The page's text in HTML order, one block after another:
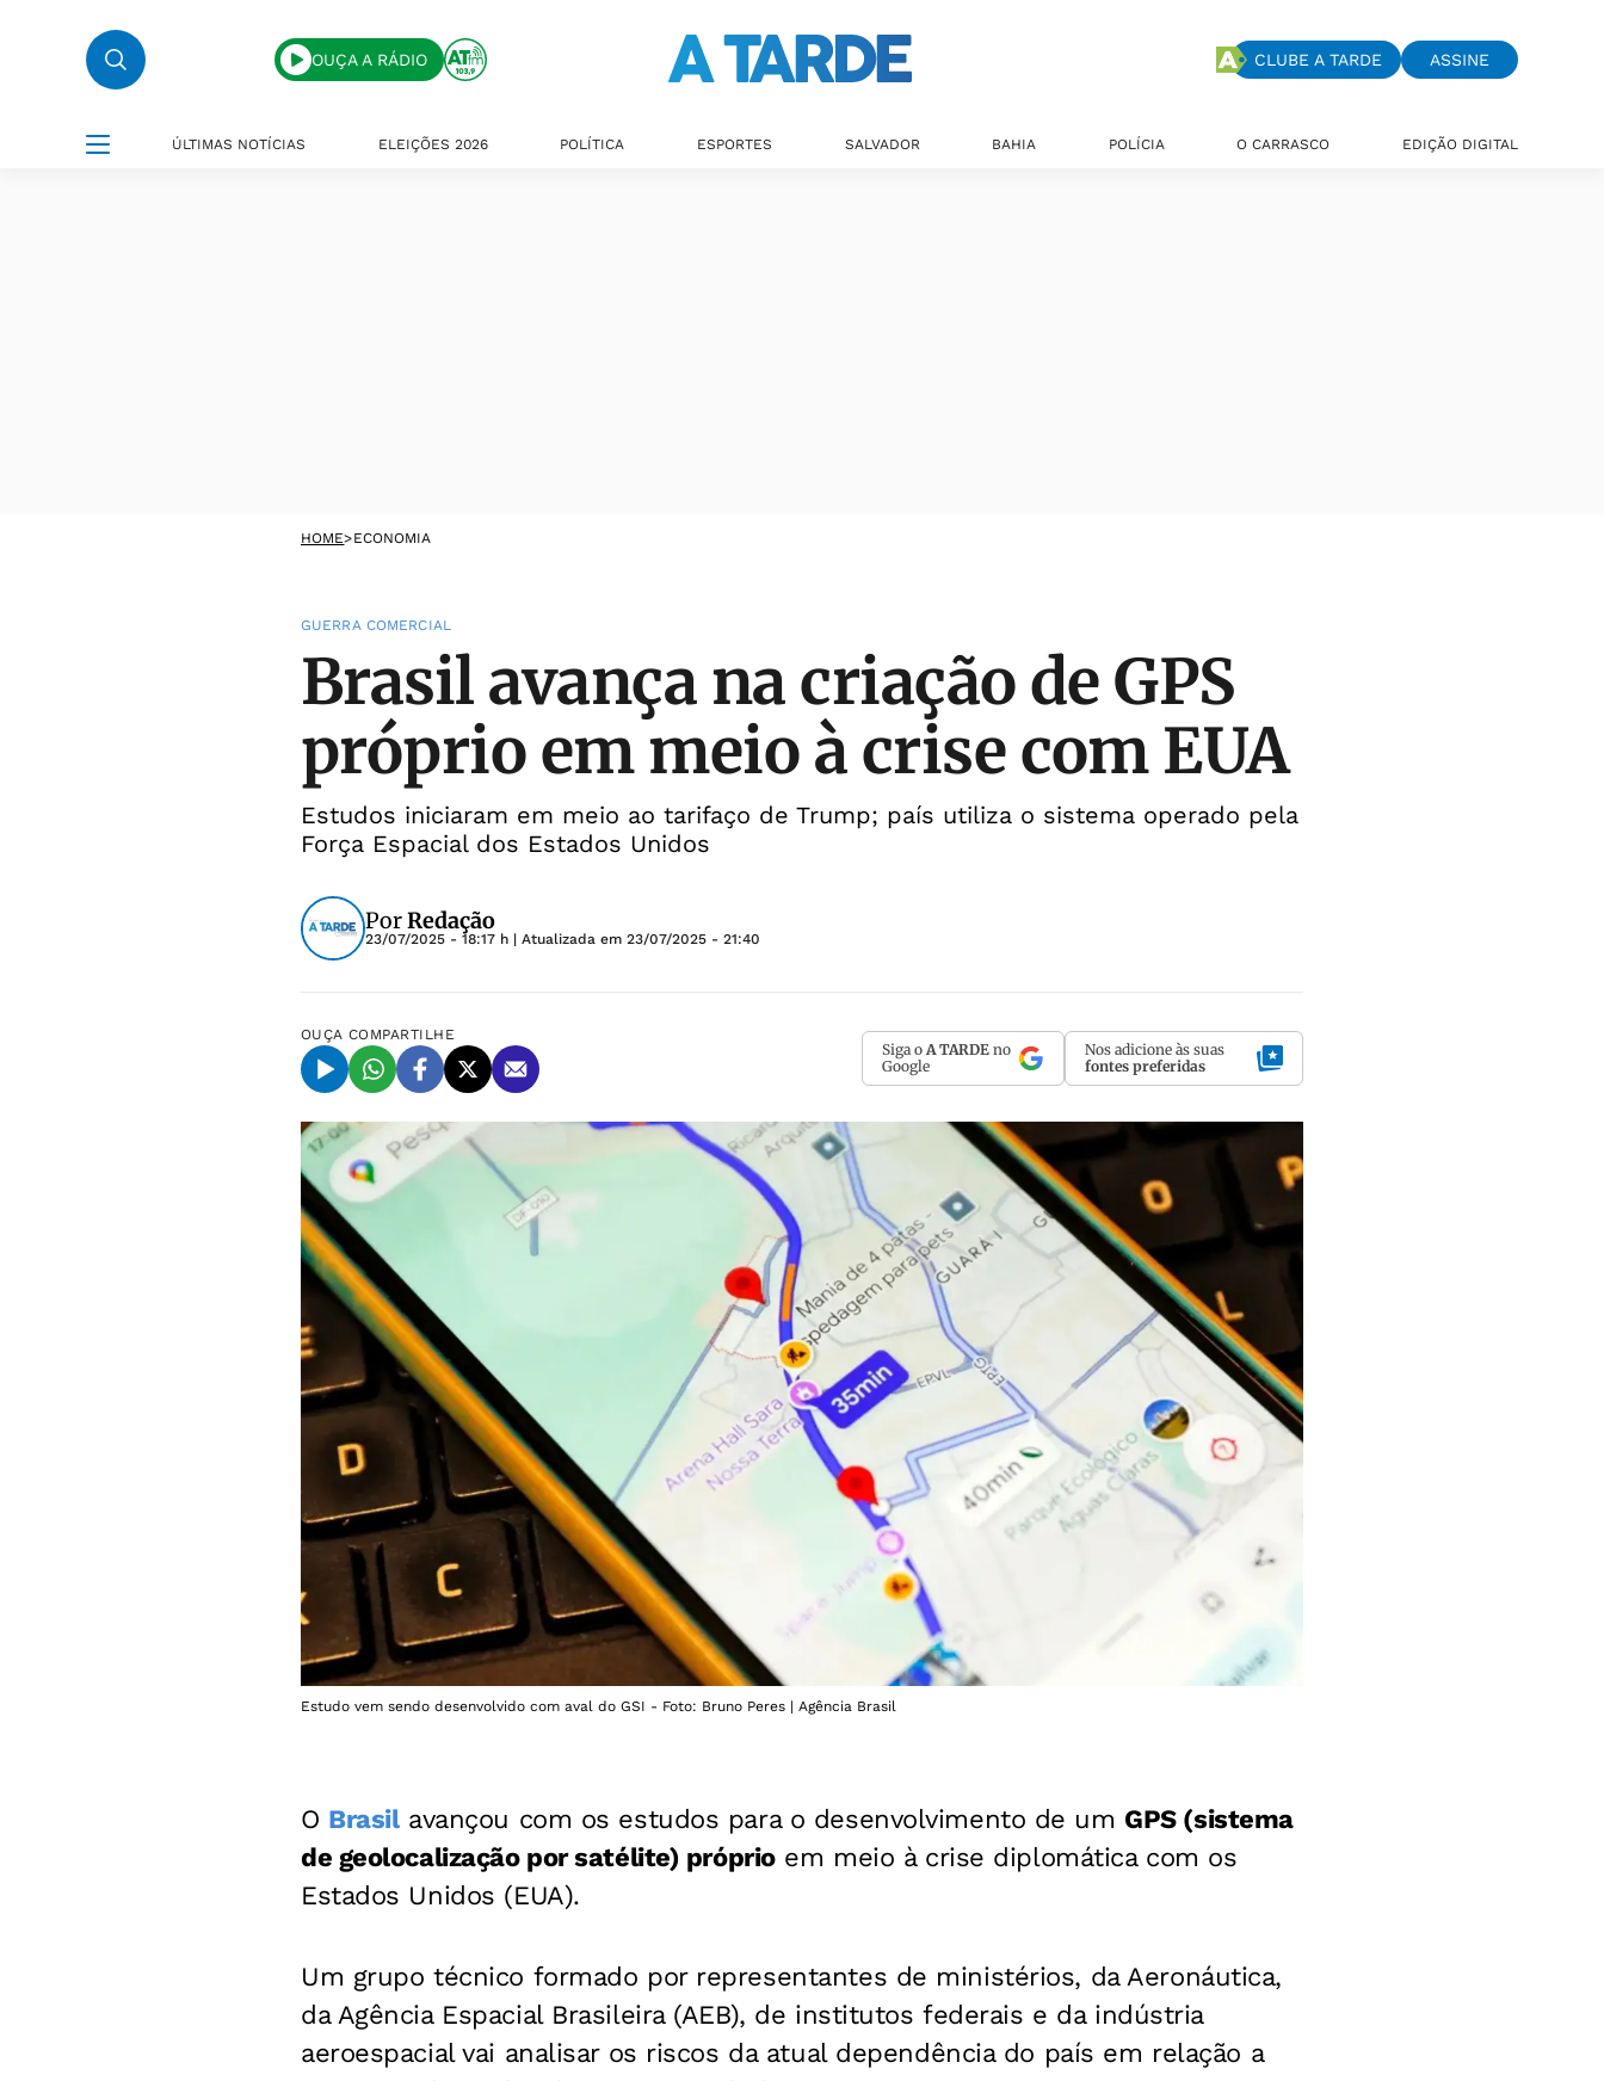
OUÇA A RÁDIO CLUBE A TARDE ASSINE
ÚLTIMAS NOTÍCIAS ELEIÇÕES 2026 POLÍTICA ESPORTES SALVADOR BAHIA POLÍCIA O CARRASCO EDIÇÃO DIGITAL
HOME>ECONOMIA
GUERRA COMERCIAL
Brasil avança na criação de GPS
próprio em meio à crise com EUA
Estudos iniciaram em meio ao tarifaço de Trump; país utiliza o sistema operado pela
Força Espacial dos Estados Unidos
PorRedação
23/07/2025 - 18:17 h | Atualizada em 23/07/2025 - 21:40
OUÇA COMPARTILHE
Siga o A TARDE no
Google
Nos adicione às suas
fontes preferidas
Estudo vem sendo desenvolvido com aval do GSI - Foto: Bruno Peres | Agência Brasil
O Brasilavançou com os estudos para o desenvolvimento de um GPS (sistema
de geolocalização por satélite) próprioem meio à crise diplomática com os
Estados Unidos (EUA).
Um grupo técnico formado por representantes de ministérios, da Aeronáutica,
da Agência Espacial Brasileira (AEB), de institutos federais e da indústria
aeroespacial vai analisar os riscos da atual dependência do país em relação a